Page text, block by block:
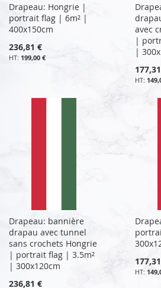
Drapeau: Hongrie |
portrait flag | 6m² |
400x150cm
236,81 €
199,00 €
avec
|
|
Drapeau: bannière
drapau avec tunnel
sans crochets Hongrie
| portrait flag | 3.5m²
| 300x120cm
236,81 €